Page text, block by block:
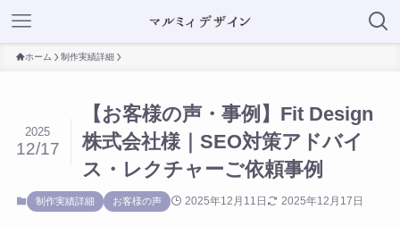
ホーム 制作実績詳細
【お客様の声・事例】Fit Design
株式会社様｜SEO対策アドバイ
ス・レクチャーご依頼事例
2025
12/17
制作実績詳細 お客様の声 2025年12月11日 2025年12月17日